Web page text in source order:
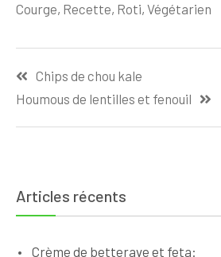
Courge, Recette, Roti, Végétarien
Chips de chou kale
Houmous de lentilles et fenouil
Articles récents
Crème de betterave et feta: